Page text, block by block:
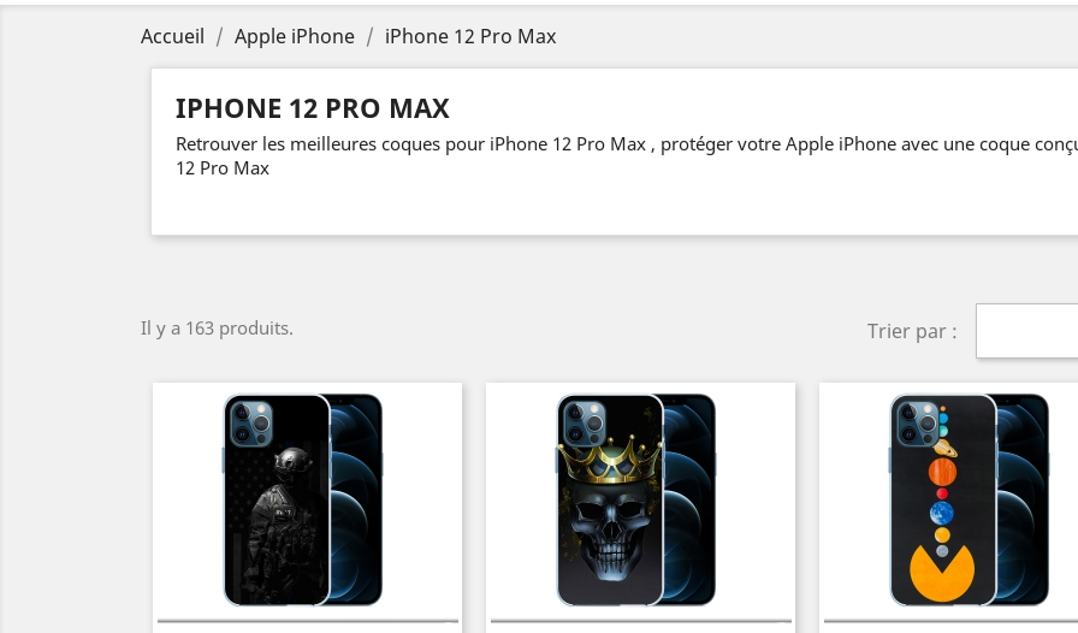
Accueil Apple iPhone iPhone 12 Pro Max
IPHONE 12 PRO MAX
Retrouver les meilleures coques pour iPhone 12 Pro Max , protéger votre Apple iPhone avec une coque
12 Pro Max
Il y a 163 produits. Trier par :